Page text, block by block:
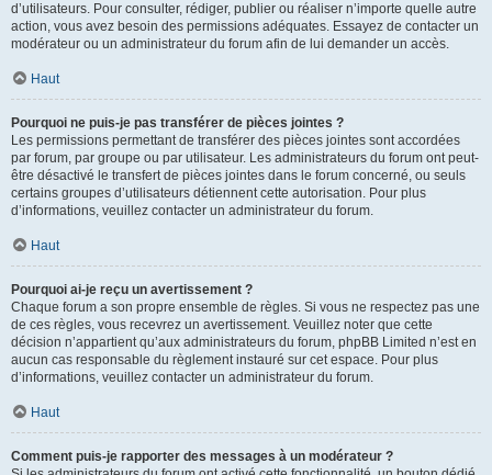
d’utilisateurs. Pour consulter, rédiger, publier ou réaliser n’importe quelle autre
action, vous avez besoin des permissions adéquates. Essayez de contacter un
modérateur ou un administrateur du forum afin de lui demander un accès.
Haut
Pourquoi ne puis-je pas transférer de pièces jointes ?
Les permissions permettant de transférer des pièces jointes sont accordées
par forum, par groupe ou par utilisateur. Les administrateurs du forum ont peut-
être désactivé le transfert de pièces jointes dans le forum concerné, ou seuls
certains groupes d’utilisateurs détiennent cette autorisation. Pour plus
d’informations, veuillez contacter un administrateur du forum.
Haut
Pourquoi ai-je reçu un avertissement ?
Chaque forum a son propre ensemble de règles. Si vous ne respectez pas une
de ces règles, vous recevrez un avertissement. Veuillez noter que cette
décision n’appartient qu’aux administrateurs du forum, phpBB Limited n’est en
aucun cas responsable du règlement instauré sur cet espace. Pour plus
d’informations, veuillez contacter un administrateur du forum.
Haut
Comment puis-je rapporter des messages à un modérateur ?